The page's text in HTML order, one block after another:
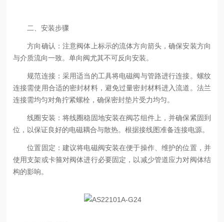
二、安装步骤
方向确认：注意阀体上标示的流体方向箭头，确保安装方向
与介质流向一致。单向阀尤其不可反向安装。
规范连接：采用适当的工具将电磁阀与管路进行连接。螺纹
连接需使用合适的密封材料，避免过量密封材料进入流道。法兰
连接需均匀对角拧紧螺栓，确保密封垫片受力均匀。
线圈安装：将线圈稳固地安装在阀芯组件上，并确保紧固到
位，以保证良好的电磁耦合与散热。根据接线图准备连接电源。
位置固定：建议将电磁阀安装在便于操作、维护的位置，并
使用支架或卡箍对阀体进行必要固定，以减少管道应力对阀体结
构的影响。